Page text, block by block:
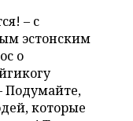
– с
эстонским
о
Подумайте,
которые